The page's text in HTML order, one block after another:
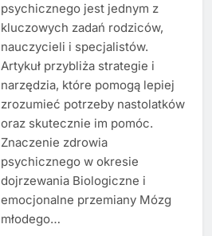
psychicznego jest jednym z
kluczowych zadań rodziców,
nauczycieli i specjalistów.
Artykuł przybliża strategie i
narzędzia, które pomogą lepiej
zrozumieć potrzeby nastolatków
oraz skutecznie im pomóc.
Znaczenie zdrowia
psychicznego w okresie
dojrzewania Biologiczne i
emocjonalne przemiany Mózg
młodego…